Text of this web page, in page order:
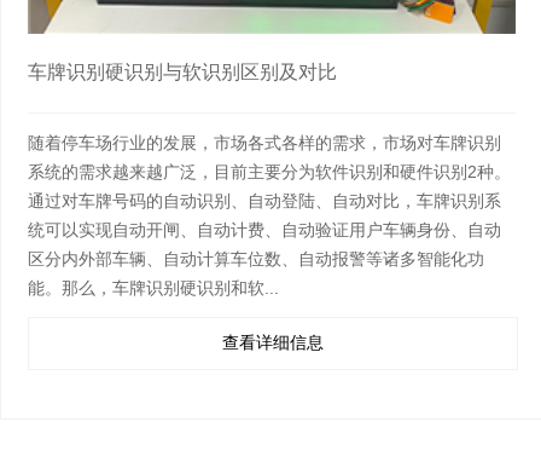
车牌识别硬识别与软识别区别及对比
随着停车场行业的发展，市场各式各样的需求，市场对车牌识别
系统的需求越来越广泛，目前主要分为软件识别和硬件识别2种。
通过对车牌号码的自动识别、自动登陆、自动对比，车牌识别系
统可以实现自动开闸、自动计费、自动验证用户车辆身份、自动
区分内外部车辆、自动计算车位数、自动报警等诸多智能化功
能。那么，车牌识别硬识别和软...
查看详细信息